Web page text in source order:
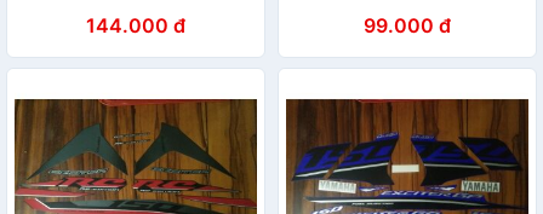
Exciter 150 Chống Nước,
Chống Bay Màu
144.000 đ 99.000 đ